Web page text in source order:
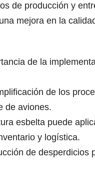
de producción y
mejora en la
de la
de los
de aviones.
esbelta puede
y logística.
de desperdicios